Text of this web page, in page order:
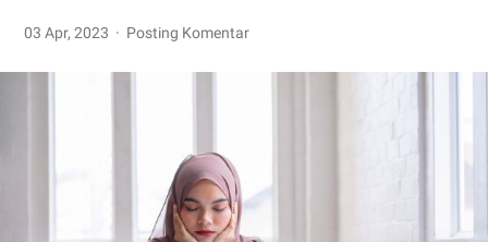
03 Apr, 2023 Posting Komentar